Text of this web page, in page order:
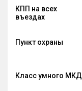
КПП на всех
въездах
Пункт охраны
Класс умного МКД